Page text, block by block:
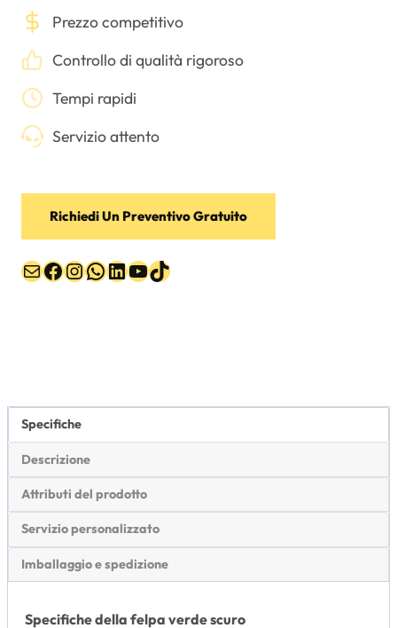
Prezzo competitivo
Controllo di qualità rigoroso
Tempi rapidi
Servizio attento
Richiedi Un Preventivo Gratuito
Email
Facebook
Instagram
WhatsApp
LinkedIn
YouTube
TikTok
Specifiche
Descrizione
Attributi del prodotto
Servizio personalizzato
Imballaggio e spedizione
Specifiche della felpa verde scuro